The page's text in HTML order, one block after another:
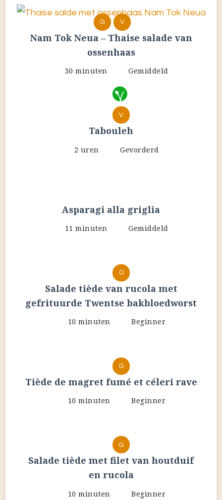
G V
Nam Tok Neua – Thaise salade van
ossenhaas
30 minuten Gemiddeld
V
Tabouleh
2 uren Gevorderd
Asparagi alla griglia
11 minuten Gemiddeld
O
Salade tiède van rucola met
gefrituurde Twentse bakbloedworst
10 minuten Beginner
G
Tiède de magret fumé et céleri rave
10 minuten Beginner
G
Salade tiède met filet van houtduif
en rucola
10 minuten Beginner